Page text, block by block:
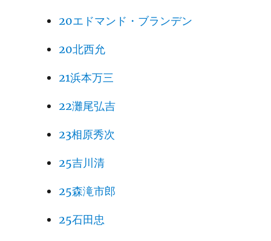
20エドマンド・ブランデン
20北西允
21浜本万三
22灘尾弘吉
23相原秀次
25吉川清
25森滝市郎
25石田忠